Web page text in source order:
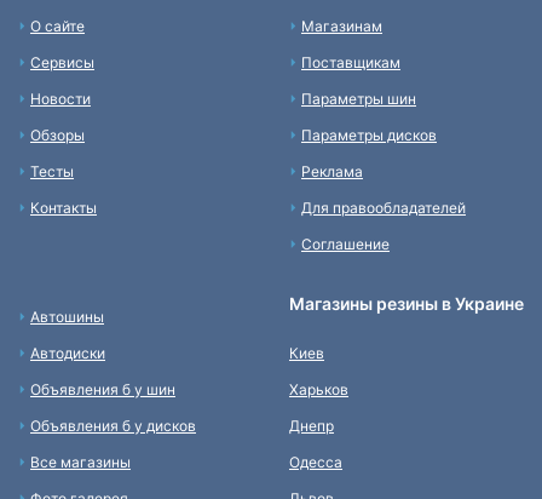
О сайте
Сервисы
Новости
Обзоры
Тесты
Контакты
Магазинам
Поставщикам
Параметры шин
Параметры дисков
Реклама
Для правообладателей
Соглашение
Автошины
Автодиски
Объявления б у шин
Объявления б у дисков
Все магазины
Магазины резины в Украине
Киев
Харьков
Днепр
Одесса